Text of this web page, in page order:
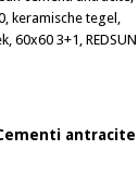
antracite